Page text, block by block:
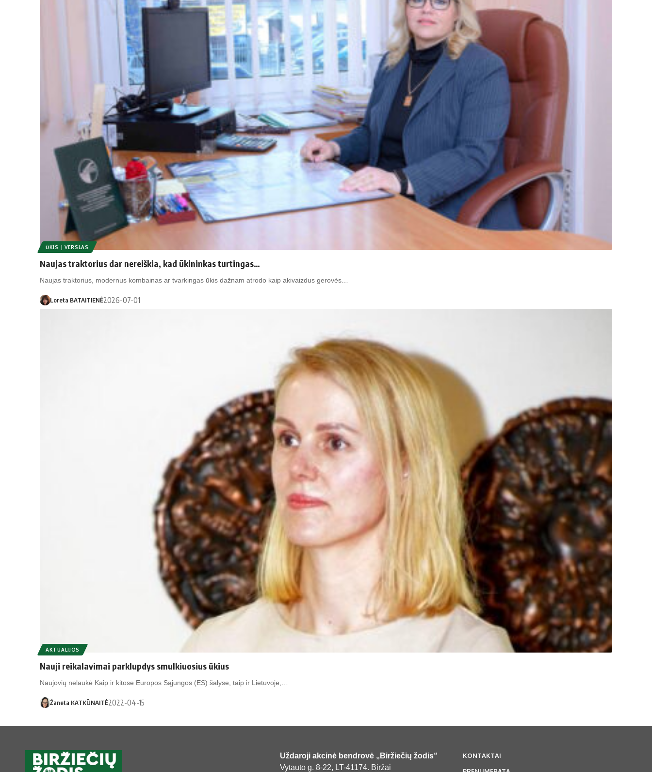
ŪKIS | VERSLAS
Naujas traktorius dar nereiškia, kad ūkininkas turtingas…
Naujas traktorius, modernus kombainas ar tvarkingas ūkis dažnam atrodo kaip akivaizdus gerovės…
Loreta BATAITIENĖ2026-07-01
AKTUALIJOS
Nauji reikalavimai parklupdys smulkiuosius ūkius
Naujovių nelaukė Kaip ir kitose Europos Sąjungos (ES) šalyse, taip ir Lietuvoje,…
Žaneta KATKŪNAITĖ2022-04-15
Uždaroji akcinė bendrovė „Biržiečių žodis“
Vytauto g. 8-22, LT-41174. Biržai
KONTAKTAI